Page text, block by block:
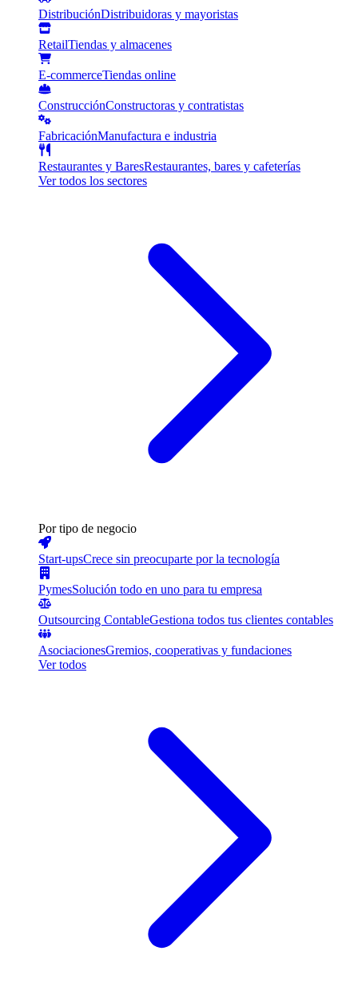
DistribuciónDistribuidoras y mayoristas
RetailTiendas y almacenes
E-commerceTiendas online
ConstrucciónConstructoras y contratistas
FabricaciónManufactura e industria
Restaurantes y BaresRestaurantes, bares y cafeterías
Ver todos los sectores
Por tipo de negocio
Start-upsCrece sin preocuparte por la tecnología
PymesSolución todo en uno para tu empresa
Outsourcing ContableGestiona todos tus clientes contables
AsociacionesGremios, cooperativas y fundaciones
Ver todos